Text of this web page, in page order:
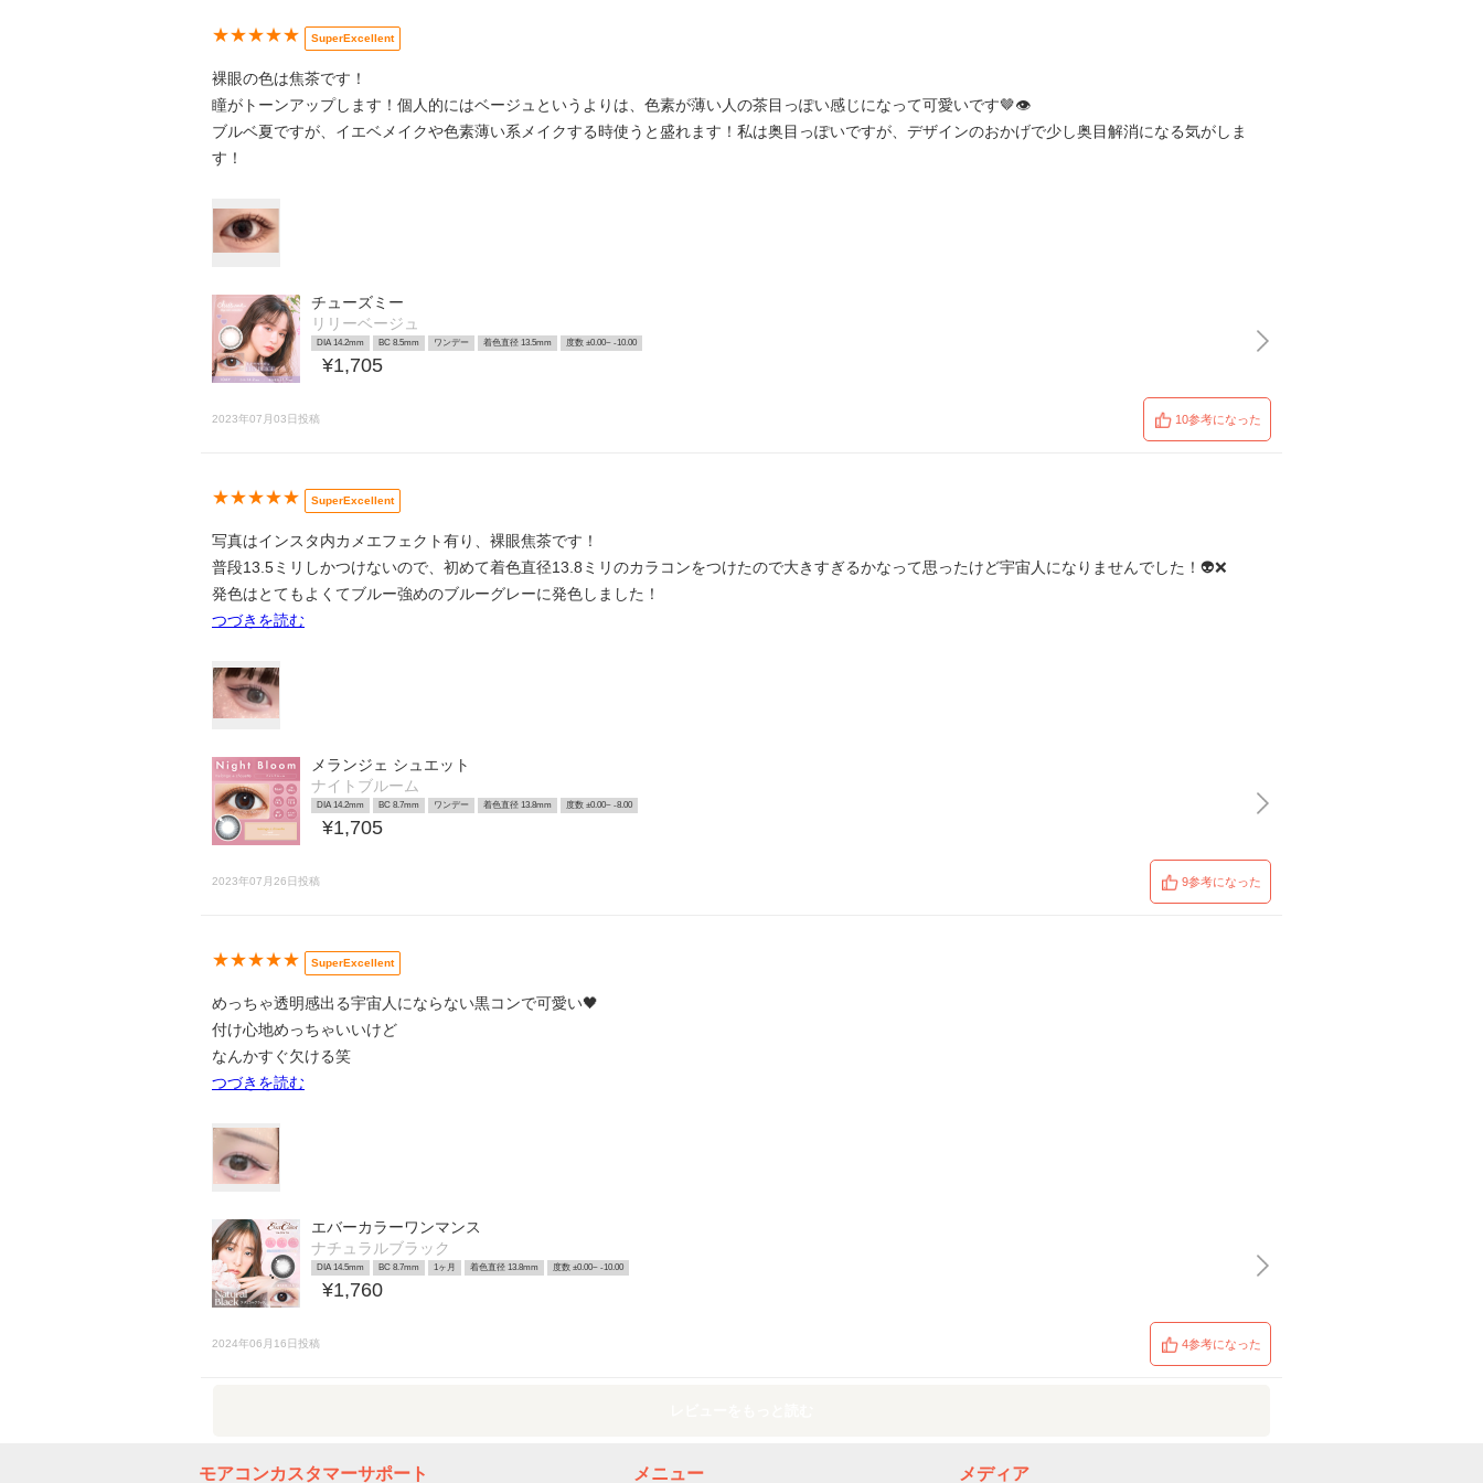
★★★★★ SuperExcellent
裸眼の色は焦茶です！
瞳がトーンアップします！個人的にはベージュというよりは、色素が薄い人の茶目っぽい感じになって可愛いです🤎👁️
ブルベ夏ですが、イエベメイクや色素薄い系メイクする時使うと盛れます！私は奥目っぽいですが、デザインのおかげで少し奥目解消になる気がしま
す！
チューズミー
リリーベージュ
DIA 14.2mm BC 8.5mm ワンデー 着色直径 13.5mm 度数 ±0.00~ -10.00
¥1,705
2023年07月03日投稿 10参考になった
★★★★★ SuperExcellent
写真はインスタ内カメエフェクト有り、裸眼焦茶です！
普段13.5ミリしかつけないので、初めて着色直径13.8ミリのカラコンをつけたので大きすぎるかなって思ったけど宇宙人になりませんでした！👽❌
発色はとてもよくてブルー強めのブルーグレーに発色しました！
つづきを読む
メランジェ シュエット
ナイトブルーム
DIA 14.2mm BC 8.7mm ワンデー 着色直径 13.8mm 度数 ±0.00~ -8.00
¥1,705
2023年07月26日投稿 9参考になった
★★★★★ SuperExcellent
めっちゃ透明感出る宇宙人にならない黒コンで可愛い🖤
付け心地めっちゃいいけど
なんかすぐ欠ける笑
つづきを読む
エバーカラーワンマンス
ナチュラルブラック
DIA 14.5mm BC 8.7mm 1ヶ月 着色直径 13.8mm 度数 ±0.00~ -10.00
¥1,760
2024年06月16日投稿 4参考になった
モアコンカスタマーサポート メニュー メディア